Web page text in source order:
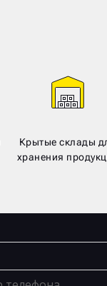
Крытые склады
хранения